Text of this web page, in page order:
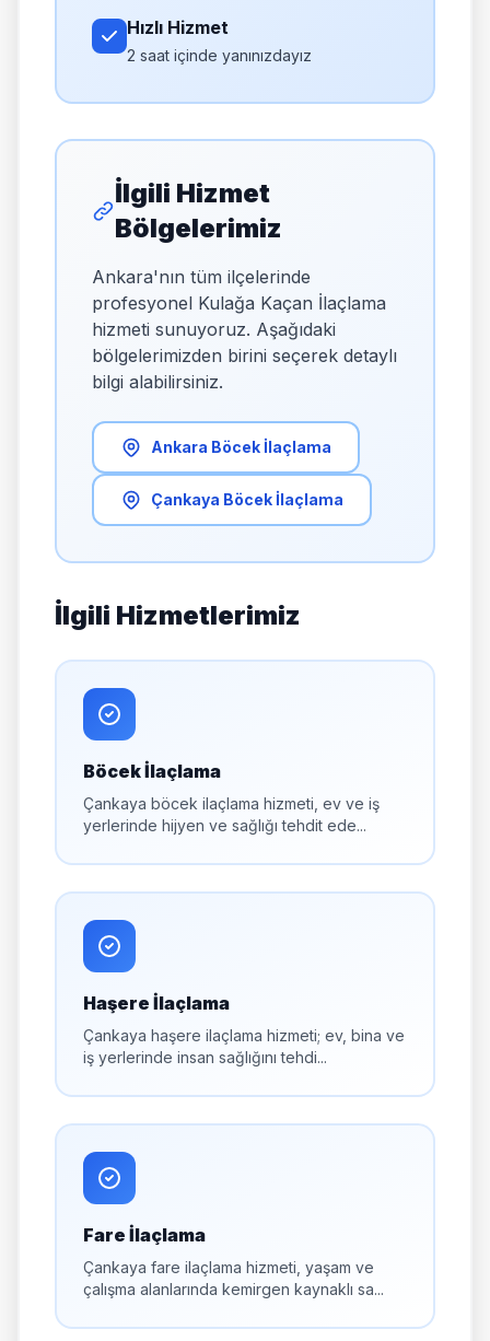
Hızlı Hizmet
2 saat içinde yanınızdayız
İlgili Hizmet
Bölgelerimiz
Ankara'nın tüm ilçelerinde
profesyonel Kulağa Kaçan İlaçlama
hizmeti sunuyoruz. Aşağıdaki
bölgelerimizden birini seçerek detaylı
bilgi alabilirsiniz.
Ankara Böcek İlaçlama
Çankaya Böcek İlaçlama
İlgili Hizmetlerimiz
Böcek İlaçlama
Çankaya böcek ilaçlama hizmeti, ev ve iş
yerlerinde hijyen ve sağlığı tehdit ede...
Haşere İlaçlama
Çankaya haşere ilaçlama hizmeti; ev, bina ve
iş yerlerinde insan sağlığını tehdi...
Fare İlaçlama
Çankaya fare ilaçlama hizmeti, yaşam ve
çalışma alanlarında kemirgen kaynaklı sa...